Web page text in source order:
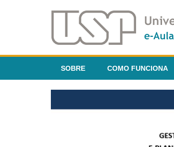
SOBRE COMO FUNCIONA